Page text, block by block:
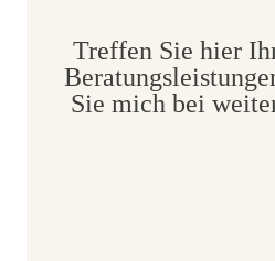
Treffen Sie hier
Sie mich bei